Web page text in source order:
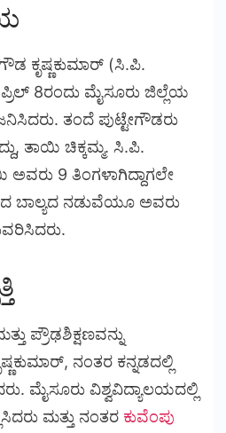
ಕೃಷ್ಣಕುಮಾರ್ (ಸಿ.ಪಿ.
8ರಂದು ಮೈಸೂರು ಜಿಲ್ಲೆಯ
ತಂದೆ ಪುಟ್ಟೇಗೌಡರು
ತಾಯಿ ಚಿಕ್ಕಮ್ಮ. ಸಿ.ಪಿ.
ಅವರು 9 ತಿಂಗಳಾಗಿದ್ದಾಗಲೇ
ಬಾಲ್ಯದ ನಡುವೆಯೂ ಅವರು
ಪ್ರೌಢಶಿಕ್ಷಣವನ್ನು
ನಂತರ ಕನ್ನಡದಲ್ಲಿ
ಮೈಸೂರು ವಿಶ್ವವಿದ್ಯಾಲಯದಲ್ಲಿ
ಮತ್ತು ನಂತರ ಕುವೆಂಪು